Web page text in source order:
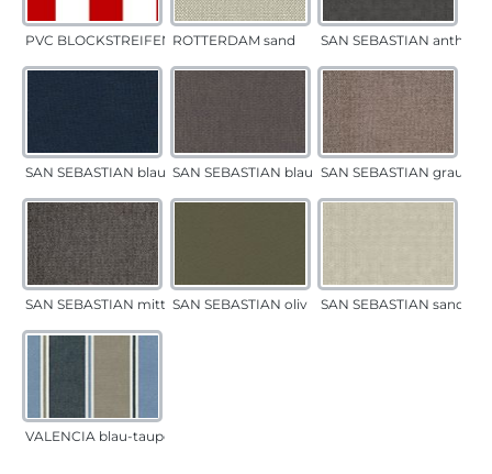
PVC BLOCKSTREIFEN rotROTTERDAM sand SAN SEBASTIAN anthrazit
SAN SEBASTIAN blau SAN SEBASTIAN blau-sandSAN SEBASTIAN grau-
SAN SEBASTIAN mittelgrauSAN SEBASTIAN oliv SAN SEBASTIAN sand
VALENCIA blau-taupe